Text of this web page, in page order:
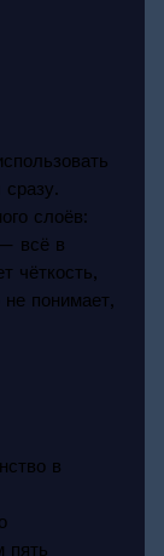
слоёв:
всё в
чёткость,
понимает,
в
пять